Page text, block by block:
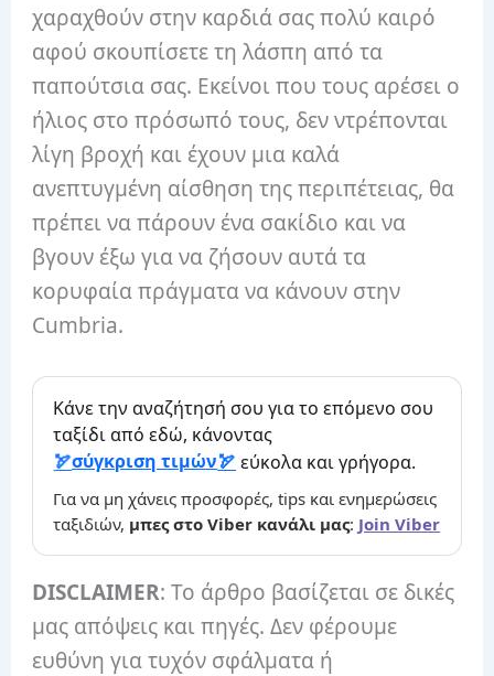
χαραχθούν στην καρδιά σας πολύ καιρό
αφού σκουπίσετε τη λάσπη από τα
παπούτσια σας. Εκείνοι που τους αρέσει ο
ήλιος στο πρόσωπό τους, δεν ντρέπονται
λίγη βροχή και έχουν μια καλά
ανεπτυγμένη αίσθηση της περιπέτειας, θα
πρέπει να πάρουν ένα σακίδιο και να
βγουν έξω για να ζήσουν αυτά τα
κορυφαία πράγματα να κάνουν στην
Cumbria.
Κάνε την αναζήτησή σου για το επόμενο σου
ταξίδι από εδώ, κάνοντας
σύγκριση τιμών
εύκολα και γρήγορα.
Για να μη χάνεις προσφορές, tips και ενημερώσεις
ταξιδιών, μπες στο Viber κανάλι μας: Join Viber
DISCLAIMER: Το άρθρο βασίζεται σε δικές
μας απόψεις και πηγές. Δεν φέρουμε
ευθύνη για τυχόν σφάλματα ή